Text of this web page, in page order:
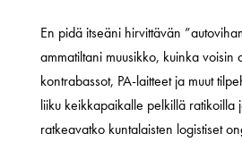
En pidä itseäni hirvittävän
ammatiltani muusikko, kuinka voisin
kontrabassot, PA-laitteet ja muut
liiku keikkapaikalle pelkillä ratikoilla
ratkeavatko kuntalaisten logistiset